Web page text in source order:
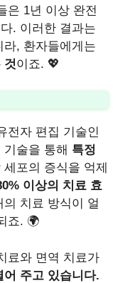
은 1년 이상 완전
. 이러한 결과는
, 환자들에게는
것이죠. 💖
전자 편집 기술인
술을 통해 특정
세포의 증식을 억제
이상의 치료 효
치료 방식이 얼
죠. 🌍
료와 면역 치료가
어 주고 있습니다.